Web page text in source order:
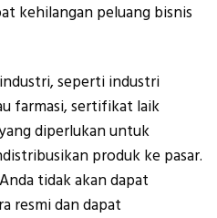
kehilangan peluang bisnis
seperti industri
farmasi, sertifikat laik
diperlukan untuk
produk ke pasar.
tidak akan dapat
resmi dan dapat